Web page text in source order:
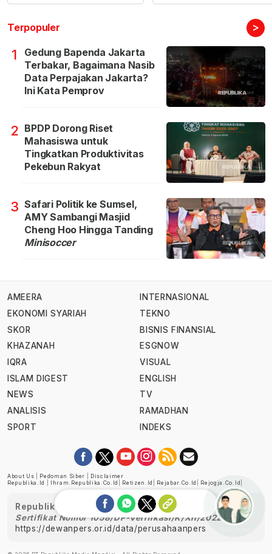
Terpopuler >
1
Gedung Bapenda Jakarta
Terbakar, Bagaimana Nasib
Data Perpajakan Jakarta?
Ini Kata Pemprov
2 BPDP Dorong Riset
Mahasiswa untuk
Tingkatkan Produktivitas
Pekebun Rakyat
3 Safari Politik ke Sumsel,
AMY Sambangi Masjid
Cheng Hoo Hingga Tanding
Minisoccer
AMEERA
EKONOMI SYARIAH
SKOR
KHAZANAH
IQRA
ISLAM DIGEST
NEWS
ANALISIS
SPORT
INTERNASIONAL
TEKNO
BISNIS FINANSIAL
ESGNOW
VISUAL
ENGLISH
TV
RAMADHAN
INDEKS
About Us Pedoman Siber
Disclaimer
Republika.id
Ihram.republika.co.id Retizen.id Rejabar.co.id Rejogja.co.id
Republika telah diverifikasi oleh Dewan Pers
Sertifikat Nomor 1058/DP-Verifikasi/K/XII/2022
https://dewanpers.or.id/data/perusahaanpers